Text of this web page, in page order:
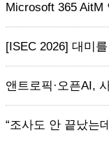
Microsoft 365 AitM
[ISEC 2026] 대미
앤트로픽·오픈AI,
“조사도 안 끝났는